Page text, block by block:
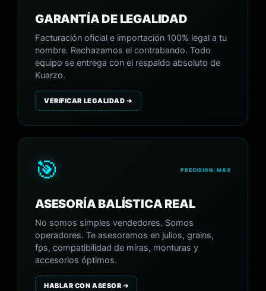
GARANTÍA DE LEGALIDAD
Facturación oficial e importación 100% legal a tu
nombre. Rechazamos el contrabando. Todo
equipo se entrega con el respaldo absoluto de
Kuarzo.
VERIFICAR LEGALIDAD ➔
🎯 PRECISION: MAX
ASESORÍA BALÍSTICA REAL
No somos simples vendedores. Somos
operadores. Te asesoramos en julios, grains,
fps, compatibilidad de miras, monturas y
accesorios óptimos.
HABLAR CON ASESOR ➔